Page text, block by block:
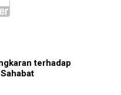
terhadap